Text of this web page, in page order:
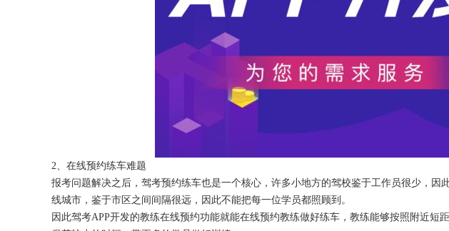
2、在线预约练车难题
报考问题解决之后，驾考预约练车也是一个核心，许多小地方的驾校鉴于工作员很少，因
线城市，鉴于市区之间间隔很远，因此不能把每一位学员都照顾到。
因此驾考APP开发的教练在线预约功能就能在线预约教练做好练车，教练能够按照附近短